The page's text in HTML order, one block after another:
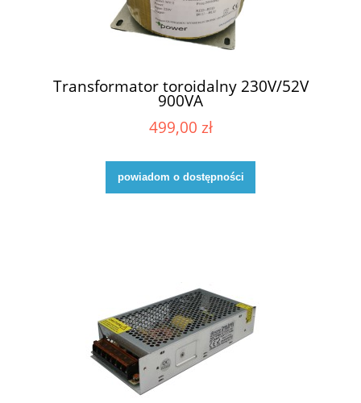
Transformator toroidalny 230V/52V
900VA
499,00 zł
powiadom o dostępności